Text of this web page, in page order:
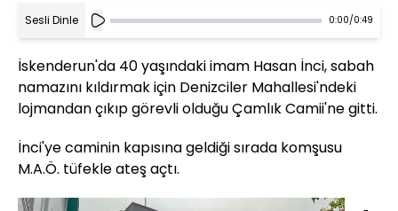
Sesli Dinle 0:00/0:49
İskenderun'da 40 yaşındaki imam Hasan İnci, sabah
namazını kıldırmak için Denizciler Mahallesi'ndeki
lojmandan çıkıp görevli olduğu Çamlık Camii'ne gitti.
İnci'ye caminin kapısına geldiği sırada komşusu
M.A.Ö. tüfekle ateş açtı.